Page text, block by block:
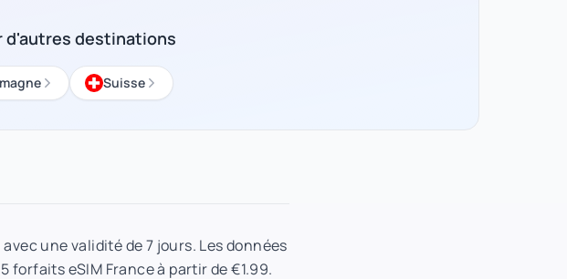
d'autres destinations
Suisse
une validité de 7 jours. Les données
eSIM France à partir de €1.99.